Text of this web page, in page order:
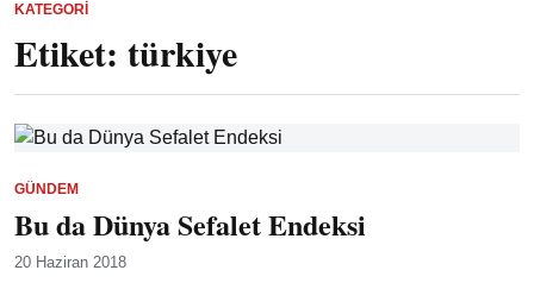
KATEGORI
Etiket: türkiye
GÜNDEM
Bu da Dünya Sefalet Endeksi
20 Haziran 2018